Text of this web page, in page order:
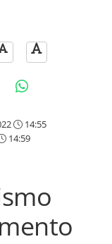
14:55
14:59